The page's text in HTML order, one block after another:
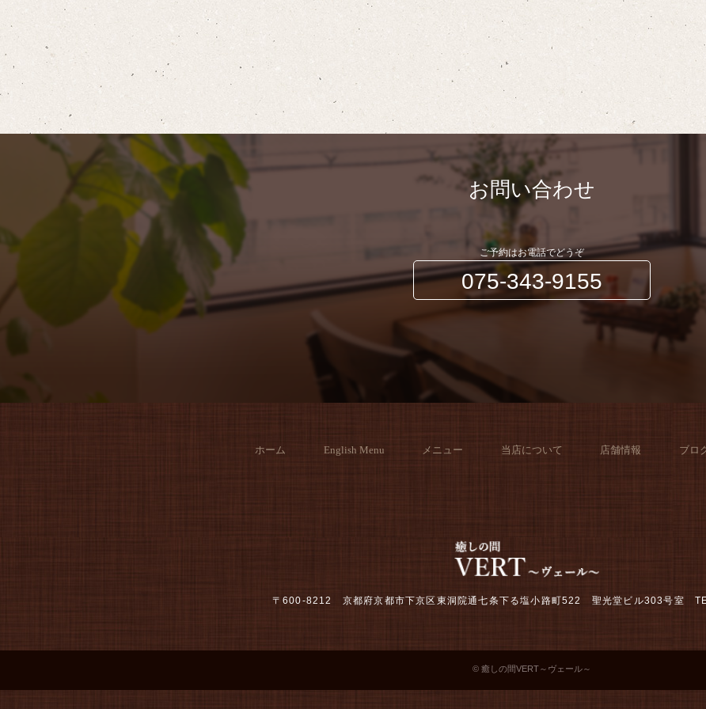
お問い合わせ
ご予約はお電話でどうぞ
075-343-9155
ホーム English Menu メニュー 当店について 店舗情報 ブロ
〒600-8212 京都府京都市下京区東洞院通七条下る塩小路町522 聖光堂ビル303号室
© 癒しの間VERT～ヴェール～